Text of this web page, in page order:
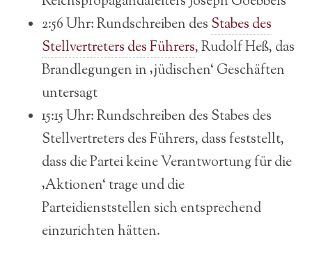
2:56 Uhr: Rundschreiben des Stabes des
Stellvertreters des Führers, Rudolf Heß, das
Brandlegungen in ‚jüdischen‘ Geschäften
untersagt
15:15 Uhr: Rundschreiben des Stabes des
Stellvertreters des Führers, dass feststellt,
dass die Partei keine Verantwortung für die
‚Aktionen‘ trage und die
Parteidienststellen sich entsprechend
einzurichten hätten.